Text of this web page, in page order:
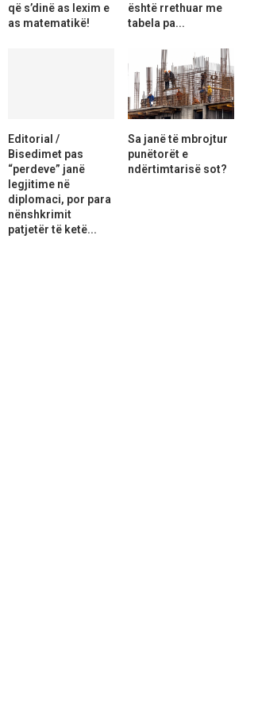
që s’dinë as lexim e
as matematikë!
është rrethuar me
tabela pa...
Editorial /
Bisedimet pas
“perdeve” janë
legjitime në
diplomaci, por para
nënshkrimit
patjetër të ketë...
Sa janë të mbrojtur
punëtorët e
ndërtimtarisë sot?